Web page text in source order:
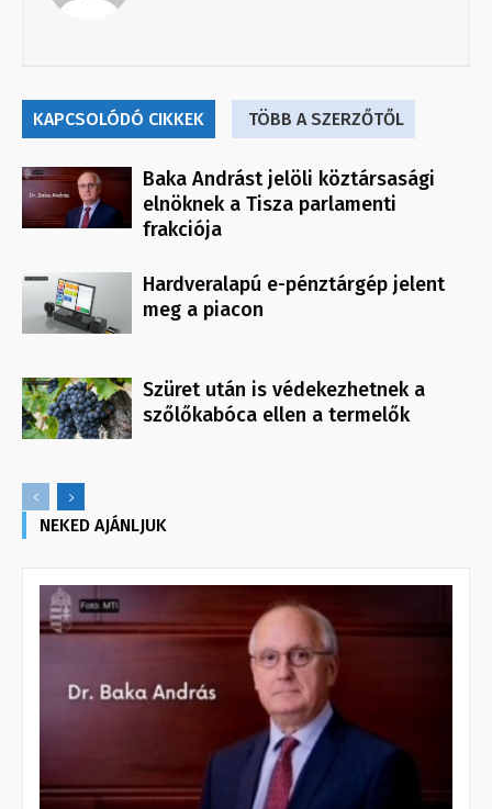
KAPCSOLÓDÓ CIKKEK TÖBB A SZERZŐTŐL
Baka Andrást jelöli köztársasági
elnöknek a Tisza parlamenti
frakciója
Hardveralapú e-pénztárgép jelent
meg a piacon
Szüret után is védekezhetnek a
szőlőkabóca ellen a termelők
NEKED AJÁNLJUK